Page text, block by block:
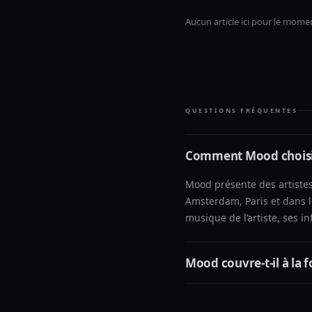
Aucun article ici pour le
QUESTIONS FRÉQUENTES
Comment Mood
Mood présente des
Amsterdam, Paris et dans
musique de l’artiste, ses
Mood couvre-t-il à la